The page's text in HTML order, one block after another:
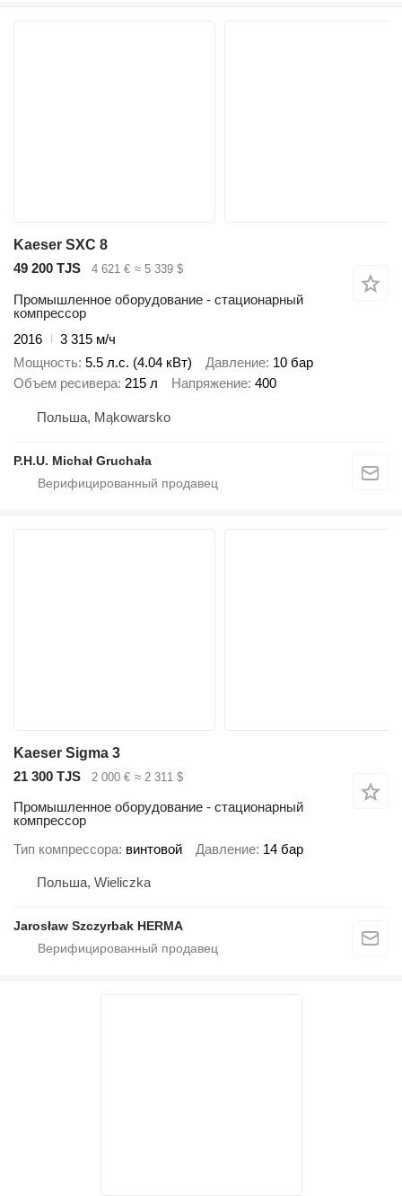
Kaeser SXC 8
49 200 TJS
4 621 € ≈ 5 339 $
Промышленное оборудование - стационарный
компрессор
2016
3 315 м/ч
Мощность 5.5 л.с. (4.04 кВт) Давление 10 бар
Объем ресивера 215 л Напряжение 400
Польша, Mąkowarsko
P.H.U. Michał Gruchała
Kaeser Sigma 3
21 300 TJS
2 000 € ≈ 2 311 $
Промышленное оборудование - стационарный
компрессор
Тип компрессора винтовой Давление 14 бар
Польша, Wieliczka
Jarosław Szczyrbak HERMA